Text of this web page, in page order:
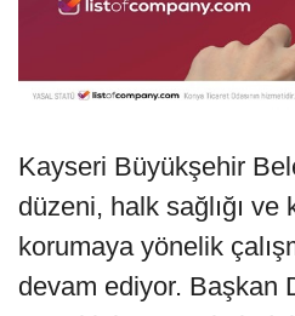
Kayseri Büyükşehir
düzeni, halk sağlığı ve
korumaya yönelik
devam ediyor. Başkan